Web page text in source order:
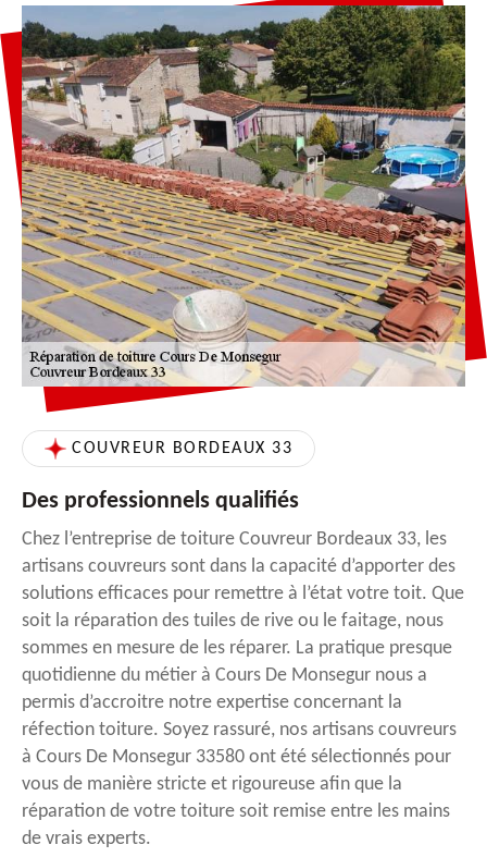
COUVREUR BORDEAUX 33
Des professionnels qualifiés
Chez l’entreprise de toiture Couvreur Bordeaux 33, les
artisans couvreurs sont dans la capacité d’apporter des
solutions efficaces pour remettre à l’état votre toit. Que
soit la réparation des tuiles de rive ou le faitage, nous
sommes en mesure de les réparer. La pratique presque
quotidienne du métier à Cours De Monsegur nous a
permis d’accroitre notre expertise concernant la
réfection toiture. Soyez rassuré, nos artisans couvreurs
à Cours De Monsegur 33580 ont été sélectionnés pour
vous de manière stricte et rigoureuse afin que la
réparation de votre toiture soit remise entre les mains
de vrais experts.